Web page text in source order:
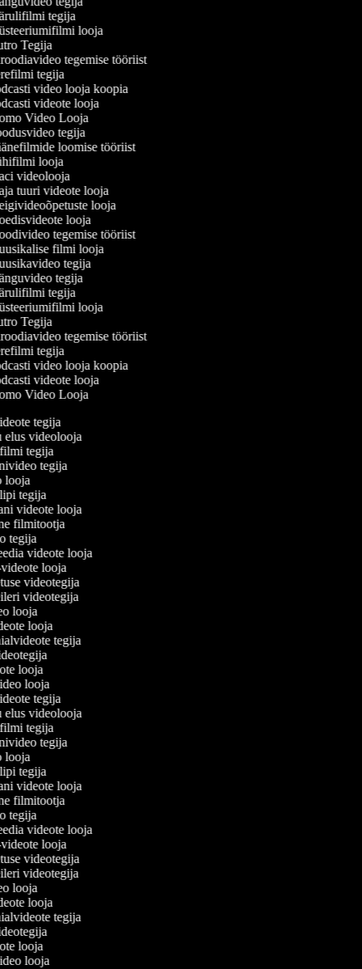
tegija
looja
Tegija
tegemise tööriist
tegija
video looja koopia
videote looja
Video Looja
tegija
loomise tööriist
looja
videolooja
tuuri videote looja
looja
looja
tegemise tööriist
filmi looja
tegija
tegija
tegija
looja
Tegija
tegemise tööriist
tegija
video looja koopia
videote looja
Video Looja
tegija
elus videolooja
tegija
tegija
looja
tegija
videote looja
filmitootja
tegija
videote looja
videote looja
videotegija
videotegija
looja
looja
tegija
looja
looja
tegija
elus videolooja
tegija
tegija
looja
tegija
videote looja
filmitootja
tegija
videote looja
videote looja
videotegija
videotegija
looja
looja
tegija
looja
looja